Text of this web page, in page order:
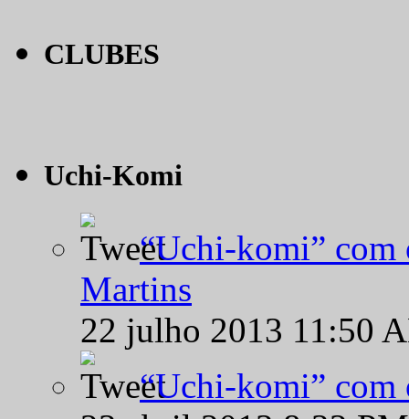
CLUBES
Uchi-Komi
“Uchi-komi” com
Martins
22 julho 2013 11:50
“Uchi-komi” com